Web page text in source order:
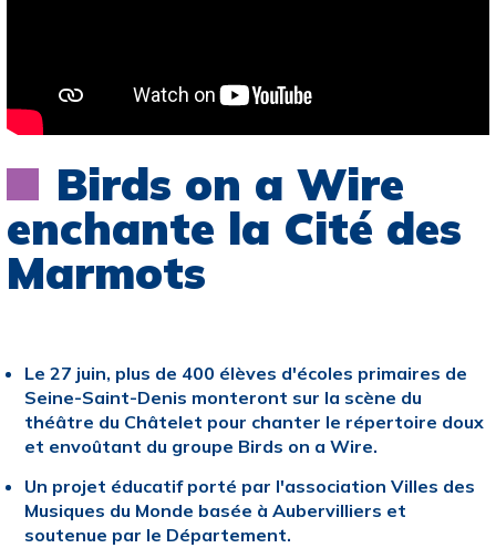
Birds on a Wire
enchante la Cité des
Marmots
Le 27 juin, plus de 400 élèves d'écoles primaires de
Seine-Saint-Denis monteront sur la scène du
théâtre du Châtelet pour chanter le répertoire doux
et envoûtant du groupe Birds on a Wire.
Un projet éducatif porté par l'association Villes des
Musiques du Monde basée à Aubervilliers et
soutenue par le Département.